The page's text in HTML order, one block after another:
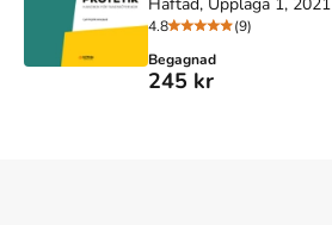
4.8
(9)
Begagnad
245 kr